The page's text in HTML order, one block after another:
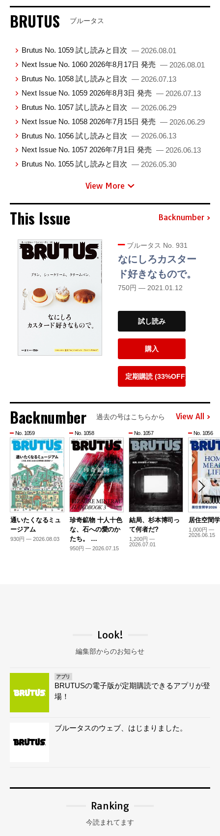
BRUTUS ブルータス
Brutus No. 1059 試し読みと目次 — 2026.08.01
Next Issue No. 1060 2026年8月17日 発売 — 2026.08.01
Brutus No. 1058 試し読みと目次 — 2026.07.13
Next Issue No. 1059 2026年8月3日 発売 — 2026.07.13
Brutus No. 1057 試し読みと目次 — 2026.06.29
Next Issue No. 1058 2026年7月15日 発売 — 2026.06.29
Brutus No. 1056 試し読みと目次 — 2026.06.13
Next Issue No. 1057 2026年7月1日 発売 — 2026.06.13
Brutus No. 1055 試し読みと目次 — 2026.05.30
View More
This Issue Backnumber
ブルータス No. 931
なにしろカスター
ド好きなもので。
750円 — 2021.01.12
試し読み
購入
定期購読 (33%OFF)
Backnumber 過去の号はこちらから View All
No. 1059
通いたくなるミュ
ージアム
930円 — 2026.08.03
No. 1058
珍奇鉱物 十人十色
な、石への愛のか
たち。 …
950円 — 2026.07.15
No. 1057
結局、杉本博司っ
て何者だ?
1,200円 —
2026.07.01
No. 1056
居住空間
1,000円 —
2026.06.15
Look!
編集部からのお知らせ
アプリ
BRUTUSの電子版が定期購読できるアプリが登
場！
ブルータスのウェブ、はじまりました。
Ranking
今読まれてます